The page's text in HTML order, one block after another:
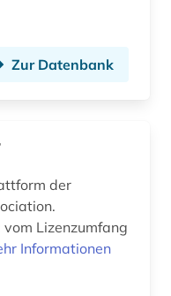
Zur Datenbank
der
Lizenzumfang
Informationen